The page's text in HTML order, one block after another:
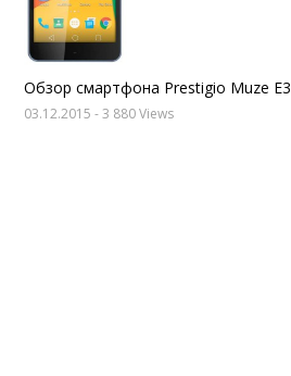
Обзор смартфона Prestigio Muze E3
03.12.2015 - 3 880 Views